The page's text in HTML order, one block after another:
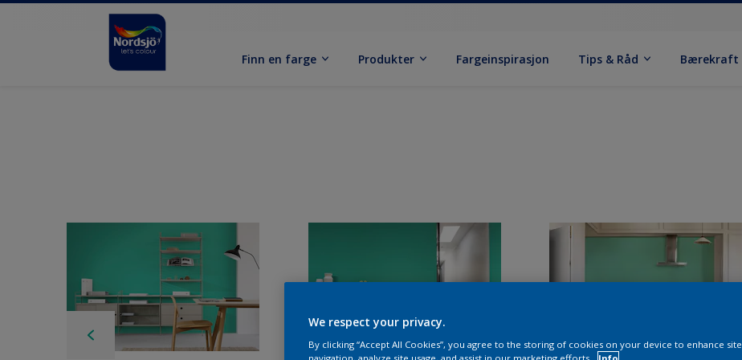
Finn en farge Produkter Fargeinspirasjon Tips & Råd Bærekraft
We respect your privacy.
By clicking “Accept All Cookies”, you agree to the storing of cookies on your device to enhance site